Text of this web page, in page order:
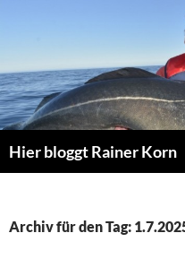
Hier bloggt Rainer Korn
Archiv für den Tag: